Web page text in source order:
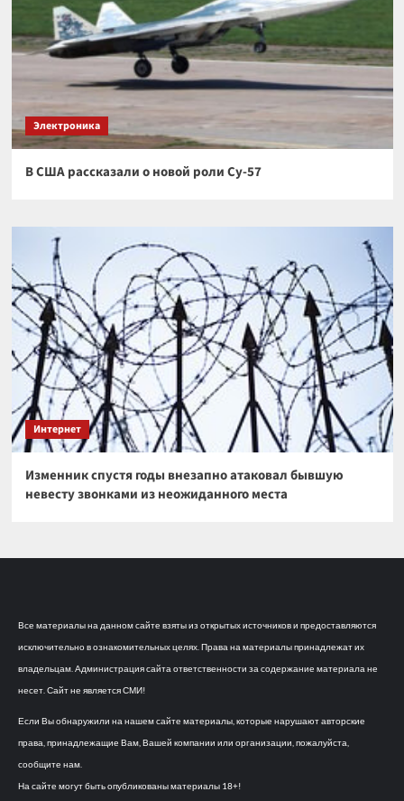
Электроника
В США рассказали о новой роли Су-57
Интернет
Изменник спустя годы внезапно атаковал бывшую
невесту звонками из неожиданного места
Все материалы на данном сайте взяты из открытых источников и предоставляются
исключительно в ознакомительных целях. Права на материалы принадлежат их
владельцам. Администрация сайта ответственности за содержание материала не
несет. Сайт не является СМИ!
Если Вы обнаружили на нашем сайте материалы, которые нарушают авторские
права, принадлежащие Вам, Вашей компании или организации, пожалуйста,
сообщите нам.
На сайте могут быть опубликованы материалы 18+!